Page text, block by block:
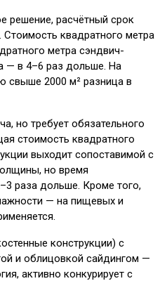
решение, расчётный срок
квадратного метра
метра сэндвич-
— в 4–6 раз дольше. На
свыше 2000 м² разница в
но требует обязательного
стоимость квадратного
выходит сопоставимой с
но время
раза дольше. Кроме того,
— на пищевых и
конструкции) с
и облицовкой сайдингом —
активно конкурирует с